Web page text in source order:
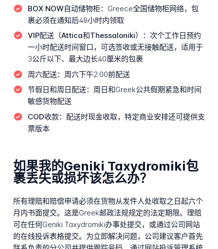
BOX NOW自动储物柜： Greece全国储物柜网络，包
裹必须在通知后48小时内领取
VIP配送（Attica和Thessaloniki）： 次个工作日预约
一小时配送时间窗口，可选签收或无接触配送，适用于
3公斤以下、最大边长40厘米的包裹
周六配送： 周六下午2:00前配送
节假日和周日配送： 周日和Greek公共假期紧急和时间
敏感货物配送
COD收款： 配送时现金收取，特定商业安排还可提供支
票版本
如果我的Geniki Taxydromiki包
裹丢失或损坏该怎么办？
所有理赔和赔偿申请必须在货物从发件人处收取之日起六个
月内书面提交。这是Greek邮政法规规定的法定期限。理赔
可在任何Geniki Taxydromiki办事处提交，或通过公司网站
的在线投诉表格提交。为立即解决问题，公司建议客户首先